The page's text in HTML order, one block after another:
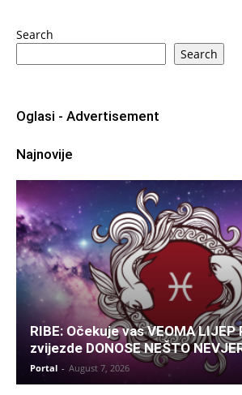
Search
Search
Oglasi - Advertisement
Najnovije
RIBE: Očekuje vas VEOMA LIJEP
zvijezde DONOSE NEŠTO
Portal - August 7, 2026